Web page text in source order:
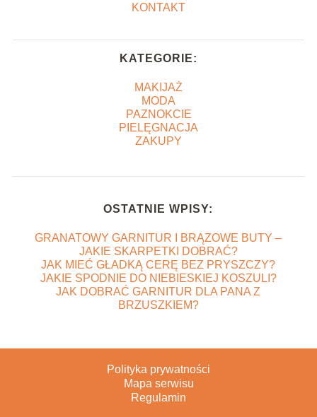
KONTAKT
KATEGORIE:
MAKIJAŻ
MODA
PAZNOKCIE
PIELĘGNACJA
ZAKUPY
OSTATNIE WPISY:
GRANATOWY GARNITUR I BRĄZOWE BUTY –
JAKIE SKARPETKI DOBRAĆ?
JAK MIEĆ GŁADKĄ CERĘ BEZ PRYSZCZY?
JAKIE SPODNIE DO NIEBIESKIEJ KOSZULI?
JAK DOBRAĆ GARNITUR DLA PANA Z
BRZUSZKIEM?
Polityka prywatności
Mapa serwisu
Regulamin